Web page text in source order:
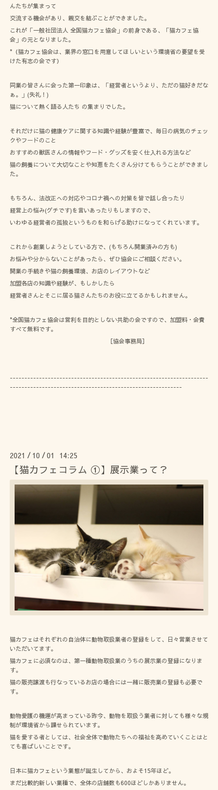
んたちが集まって
交流する機会があり、親交を結ぶことができました。
これが「一般社団法人 全国猫カフェ協会」の前身である、「猫カフェ協
会」の元となりました。
*（猫カフェ協会は、業界の窓口を用意してほしいという環境省の要望を受
けた有志の会です）
同業の皆さんに会った第一印象は、「経営者というより、ただの猫好きだな
ぁ。」(失礼！)
猫について熱く語る人たち の集まりでした。
それだけに猫の健康ケアに関する知識や経験が豊富で、毎日の病気のチェッ
クやフードのこと
おすすめの獣医さんの情報やフード・グッズを安く仕入れる方法など
猫の飼養について大切なことや知恵をたくさん分けてもらうことができまし
た。
もちろん、法改正への対応やコロナ禍への対策を皆で話し合ったり
経営上の悩み(グチです)を言いあったりもしますので、
いわゆる経営者の孤独というものを和らげる助けになってくれています。
これから創業しようとしている方で、(もちろん開業済みの方も)
お悩みや分からないことがあったら、ぜひ協会にご相談ください。
開業の手続きや猫の飼養環境、お店のレイアウトなど
加盟各店の知識や経験が、もしかしたら
経営者さんとそこに居る猫さんたちのお役に立てるかもしれません。
*全国猫カフェ協会は営利を目的としない共助の会ですので、加盟料・会費
すべて無料です。
［協会事務局］
--------------------------------------------------------------------
-----------------------------------------------------------
2021 / 10 /01 14:25
【猫カフェコラム ①】展示業って？
猫カフェはそれぞれの自治体に動物取扱業者の登録をして、日々営業させて
いただいてます。
猫カフェに必須なのは、第一種動物取扱業のうちの展示業の登録になりま
す。
猫の販売譲渡も行なっているお店の場合には一緒に販売業の登録も必要で
す。
動物愛護の機運が高まっている昨今、動物を取扱う業者に対しても様々な規
制が環境省から課せられています。
猫を愛する者としては、社会全体で動物たちへの福祉を高めていくことはと
ても喜ばしいことです。
日本に猫カフェという業態が誕生してから、およそ15年ほど。
まだ比較的新しい業種で、全体の店舗数も600ほどしかありません。